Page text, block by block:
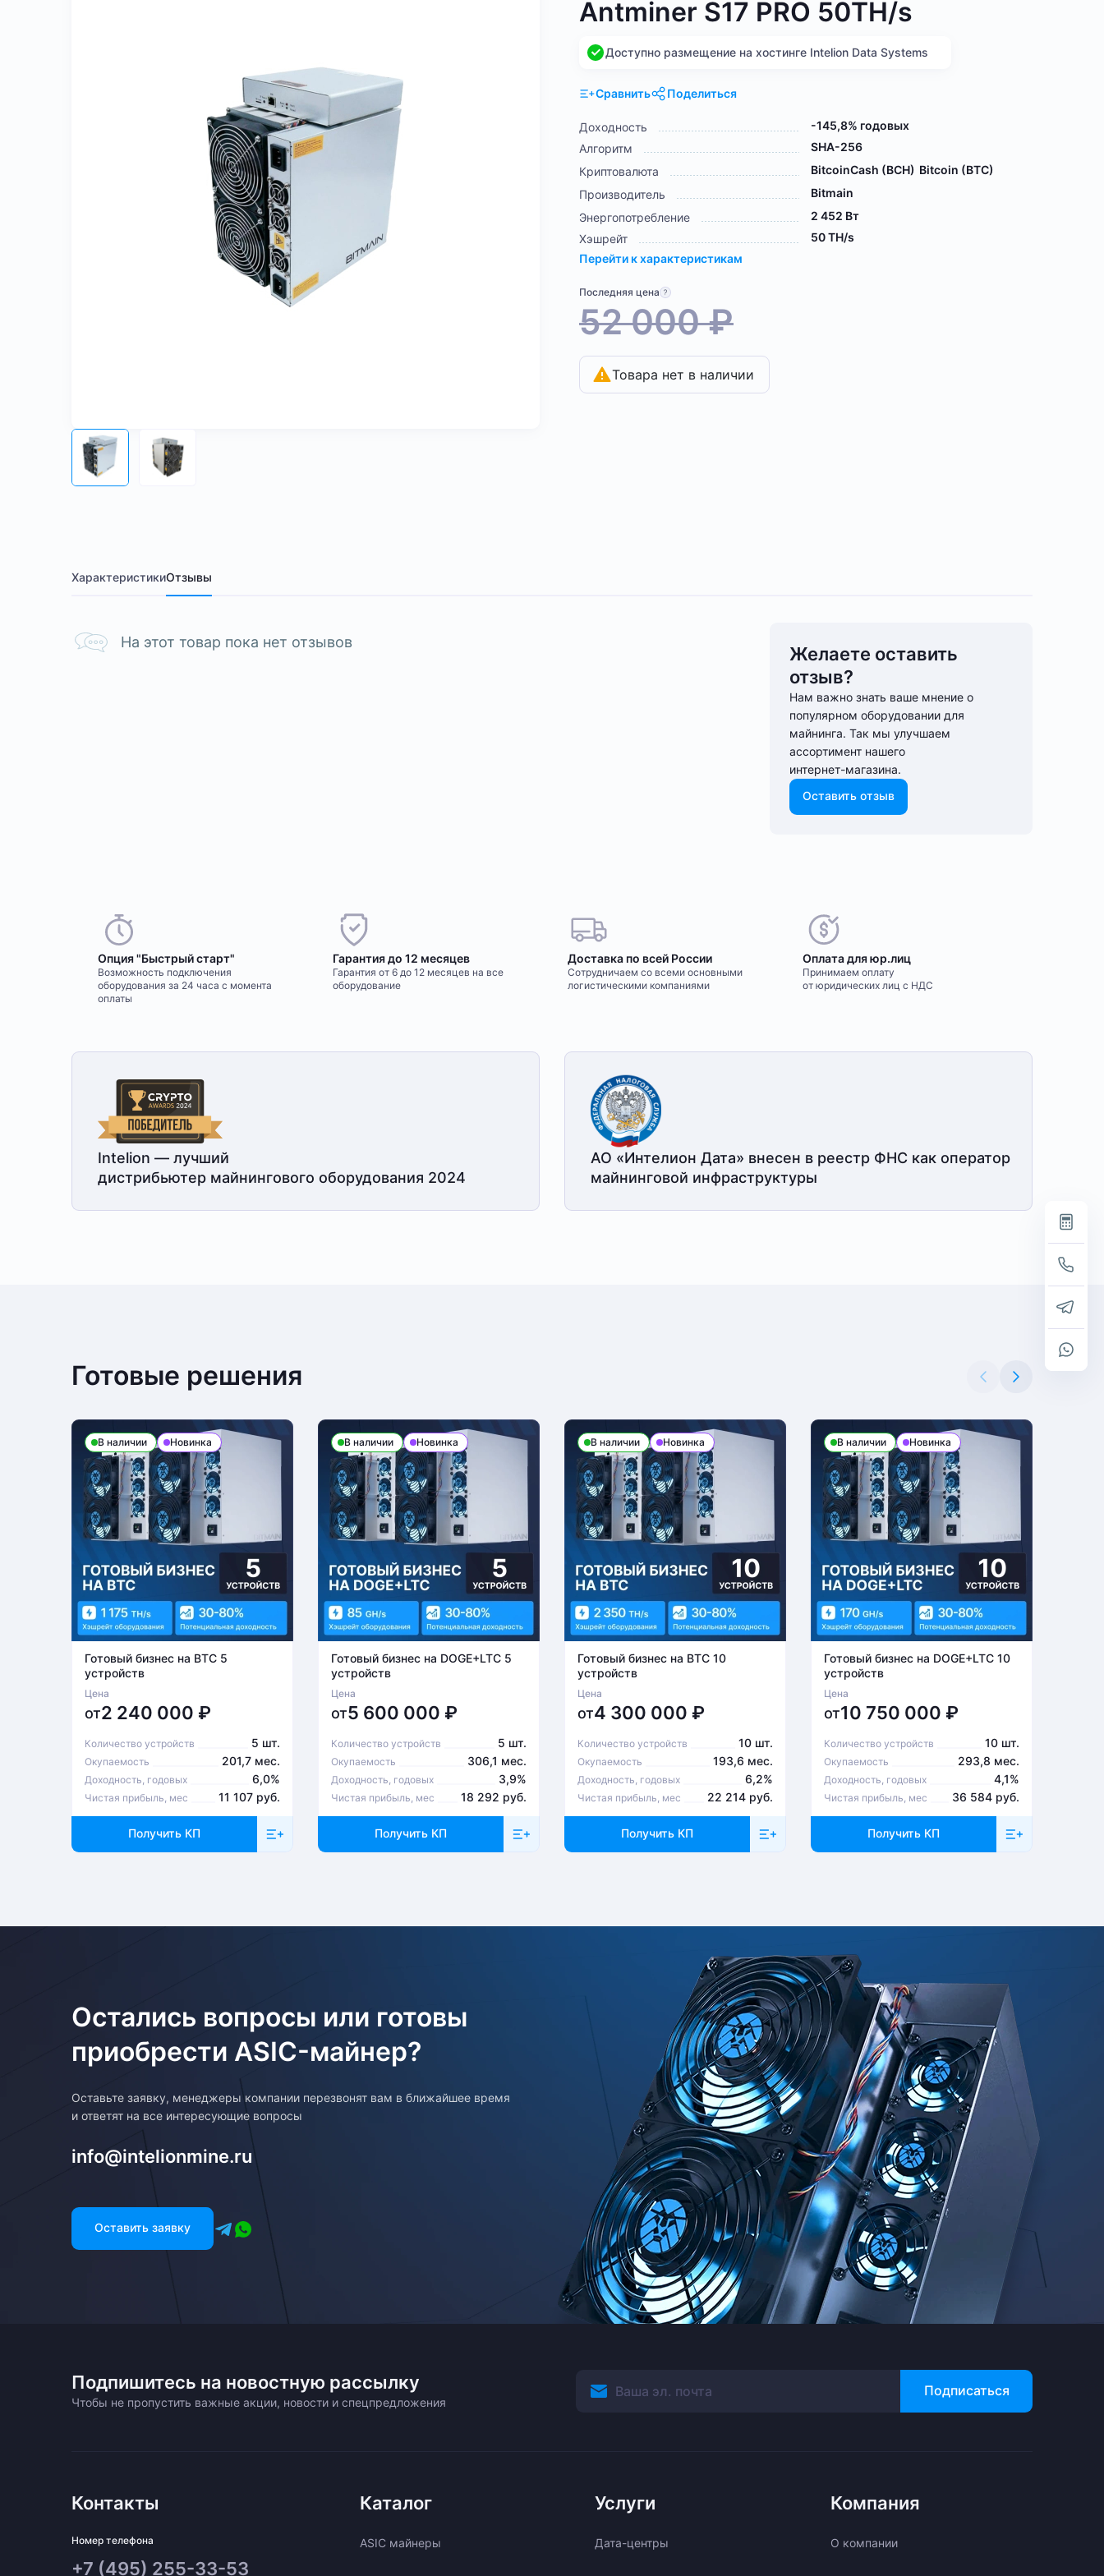
Antminer S17 PRO 50TH/s
Доступно размещение на хостинге Intelion Data Systems
Сравнить Поделиться
Доходность
-145,8% годовых
Алгоритм
SHA-256
Криптовалюта
BitcoinCash (BCH) Bitcoin (BTC)
Производитель
Bitmain
Энергопотребление
2 452 Вт
Хэшрейт
50 TH/s
Перейти к характеристикам
Последняя цена
52 000₽
Товара нет в наличии
ХарактеристикиОтзывы
На этот товар пока нет отзывов
Желаете оставить
отзыв?
Нам важно знать ваше мнение о
популярном оборудовании для
майнинга. Так мы улучшаем
ассортимент нашего
интернет-⁠магазина.
Оставить отзыв
Опция "Быстрый старт"
Возможность подключения
оборудования за 24 часа с момента
оплаты
Гарантия до 12 месяцев
Гарантия от 6 до 12 месяцев на все
оборудование
Доставка по всей России
Сотрудничаем со всеми основными
логистическими компаниями
Оплата для юр.лиц
Принимаем оплату
от юридических лиц с НДС
Intelion — лучший
дистрибьютер майнингового оборудования 2024
АО «Интелион Дата» внесен в реестр ФНС как оператор
майнинговой инфраструктуры
Готовые решения
В наличии Новинка
Готовый бизнес на BTC 5
устройств
Цена
от2 240 000 ₽
Количество устройств 5 шт.
Окупаемость 201,7 мес.
Доходность, годовых 6,0%
Чистая прибыль, мес 11 107 руб.
Получить КП
В наличии Новинка
Готовый бизнес на DOGE+LTC 5
устройств
Цена
от5 600 000 ₽
Количество устройств 5 шт.
Окупаемость 306,1 мес.
Доходность, годовых 3,9%
Чистая прибыль, мес 18 292 руб.
Получить КП
В наличии Новинка
Готовый бизнес на BTC 10
устройств
Цена
от4 300 000 ₽
Количество устройств 10 шт.
Окупаемость 193,6 мес.
Доходность, годовых 6,2%
Чистая прибыль, мес 22 214 руб.
Получить КП
В наличии Новинка
Готовый бизнес на DOGE+LTC 10
устройств
Цена
от10 750 000 ₽
Количество устройств 10 шт.
Окупаемость 293,8 мес.
Доходность, годовых 4,1%
Чистая прибыль, мес 36 584 руб.
Получить КП
Остались вопросы или готовы
приобрести ASIC-майнер?
Оставьте заявку, менеджеры компании перезвонят вам в ближайшее время
и ответят на все интересующие вопросы
info@intelionmine.ru
Оставить заявку
Подпишитесь на новостную рассылку
Чтобы не пропустить важные акции, новости и спецпредложения
Подписаться
Контакты
Номер телефона
+7 (495) 255-33-53
Каталог
ASIC майнеры
Услуги
Дата-центры
Компания
О компании